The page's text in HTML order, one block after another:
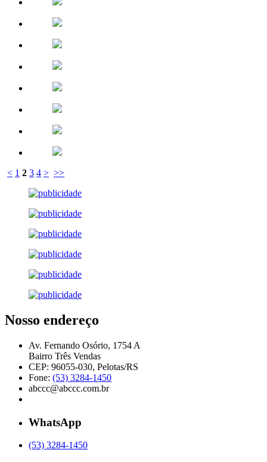
< 1 2 3 4 > >>
Nosso endereço
Av. Fernando Osório, 1754 A
Bairro Três Vendas
CEP: 96055-030, Pelotas/RS
Fone: (53) 3284-1450
abccc@abccc.com.br
WhatsApp
(53) 3284-1450